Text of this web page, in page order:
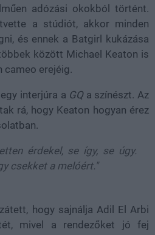
adózási okokból történt.
a stúdiót, akkor minden
és ennek a Batgirl kukázása
között Michael Keaton is
cameo erejéig.
interjúra a GQa színészt. Az
rá, hogy Keaton hogyan érez
érdekel, se így, se úgy.
csekket a melóért."
hogy sajnálja Adil El Arbi
mivel a rendezőket jó fej